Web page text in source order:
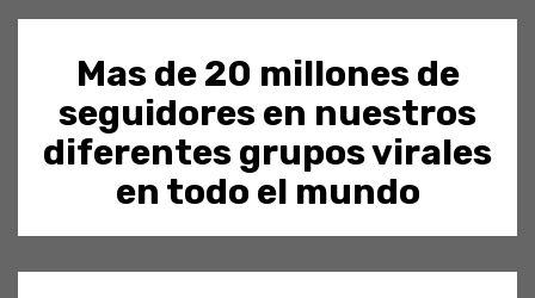
Mas de 20 millones de
seguidores en nuestros
diferentes grupos virales
en todo el mundo